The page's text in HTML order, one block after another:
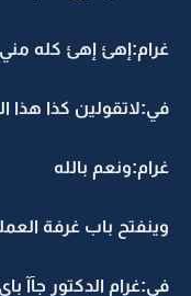
غرام:إهئ إهئ كله
في:لاتقولين كذا هذا
غرام:ونعم بالله
وينفتح باب غرفة
في:غرام الدكتور جآآ